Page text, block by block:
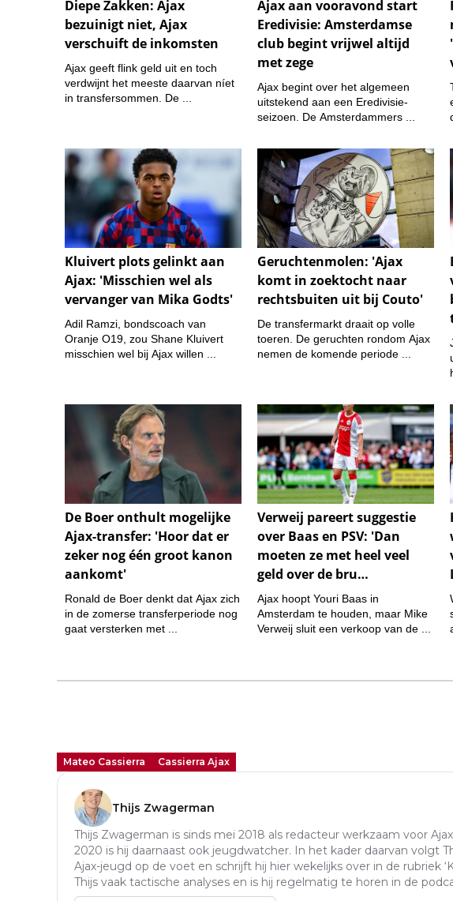
Mateo Cassierra Cassierra Ajax
Thijs Zwagerman
Thijs Zwagerman is sinds mei 2018 als redacteur werkzaam voor
2020 is hij daarnaast ook jeugdwatcher. In het kader daarvan volgt
Ajax-jeugd op de voet en schrijft hij hier wekelijks over in de rubriek
Thijs vaak tactische analyses en is hij regelmatig te horen in de